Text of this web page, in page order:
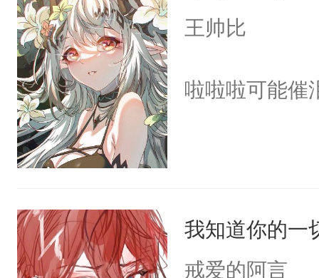
王帅比
啦啦啦可能催
我知道你的一
戒爱的阿言